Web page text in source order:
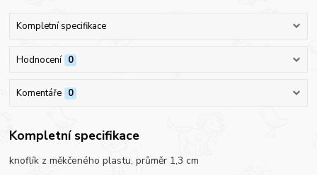
Kompletní specifikace
Hodnocení 0
Komentáře 0
Kompletní specifikace
knoflík z měkčeného plastu, průměr 1,3 cm